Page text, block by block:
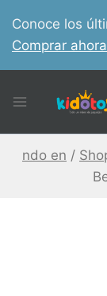
content
Conoce los
Comprar ahora
ndo en /